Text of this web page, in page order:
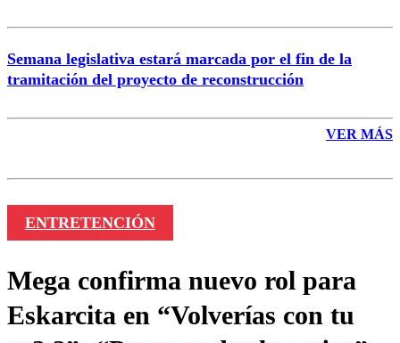
Semana legislativa estará marcada por el fin de la
tramitación del proyecto de reconstrucción
VER MÁS
ENTRETENCIÓN
Mega confirma nuevo rol para
Eskarcita en “Volverías con tu